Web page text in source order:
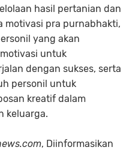
hasil pertanian dan
motivasi pra purnabhakti,
yang akan
untuk
dengan sukses, serta
personil untuk
kreatif dalam
keluarga.
, Diinformasikan